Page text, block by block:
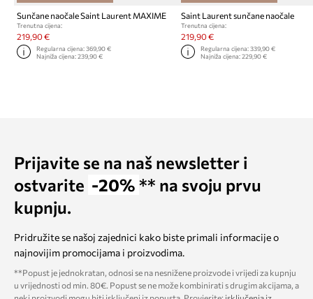
Sunčane naočale Saint Laurent MAXIME
Trenutna cijena:
219,90 €
Regularna cijena:369,90 €
Najniža cijena:239,90 €
Saint Laurent sunčane naočale
Trenutna cijena:
219,90 €
Regularna cijena: 339,90 €
Najniža cijena: 229,90 €
Prijavite se na naš newsletter i
ostvarite -20% ** na svoju prvu
kupnju.
Pridružite se našoj zajednici kako biste primali informacije o
najnovijim promocijama i proizvodima.
**Popust je jednokratan, odnosi se na nesnižene proizvode i vrijedi za kupnju
u vrijednosti od min. 80€. Popust se ne može kombinirati s drugim akcijama, a